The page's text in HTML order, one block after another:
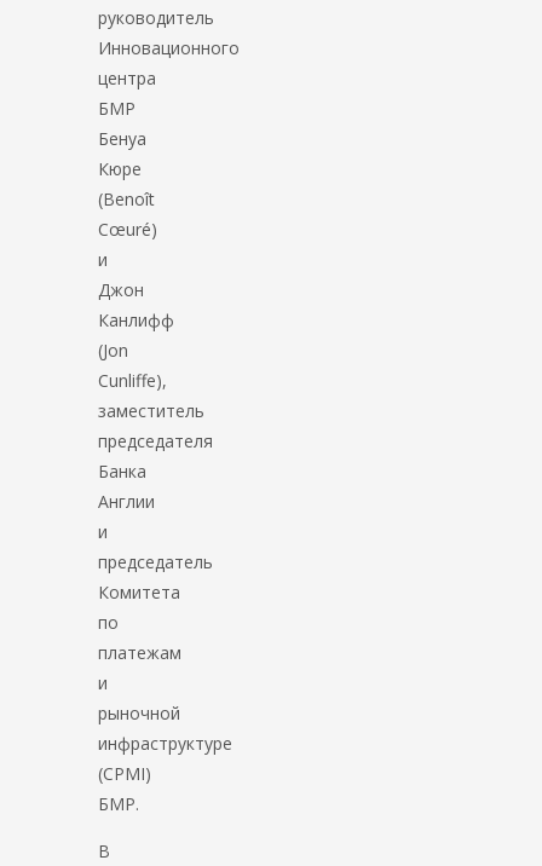
руководитель
Инновационного
центра
БМР
Бенуа
Кюре
(Benoît
Cœuré)
и
Джон
Канлифф
(Jon
Cunliffe),
заместитель
председателя
Банка
Англии
и
председатель
Комитета
по
платежам
и
рыночной
инфраструктуре
(CPMI)
БМР.
В